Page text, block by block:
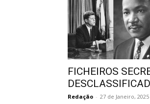
FICHEIROS
Redação - 27 de Janeiro, 2025